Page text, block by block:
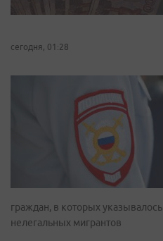
сегодня, 01:28
граждан, в которых
нелегальных мигрантов